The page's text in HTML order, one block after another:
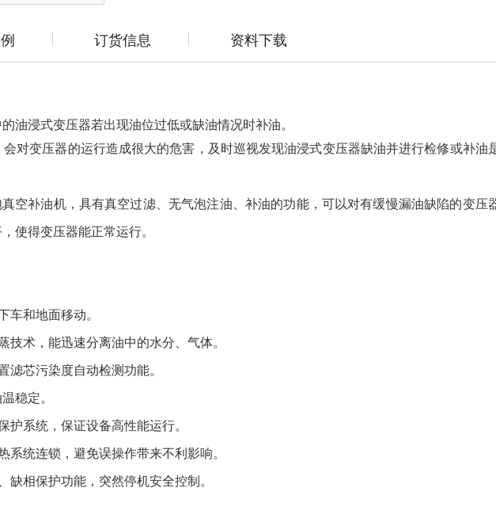
订货信息 资料下载
油浸式变压器若出现油位过低或缺油情况时补油。
对变压器的运行造成很大的危害，及时巡视发现油浸式变压器缺油并进行检修或补油
空补油机，具有真空过滤、无气泡注油、补油的功能，可以对有缓慢漏油缺陷的变压
使得变压器能正常运行。
和地面移动。
术，能迅速分离油中的水分、气体。
芯污染度自动检测功能。
稳定。
系统，保证设备高性能运行。
统连锁，避免误操作带来不利影响。
相保护功能，突然停机安全控制。